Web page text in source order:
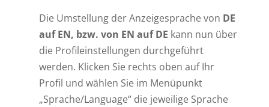
Die Umstellung der Anzeigesprache von DE
auf EN, bzw. von EN auf DE kann nun über
die Profileinstellungen durchgeführt
werden. Klicken Sie rechts oben auf Ihr
Profil und wählen Sie im Menüpunkt
„Sprache/Language“ die jeweilige Sprache